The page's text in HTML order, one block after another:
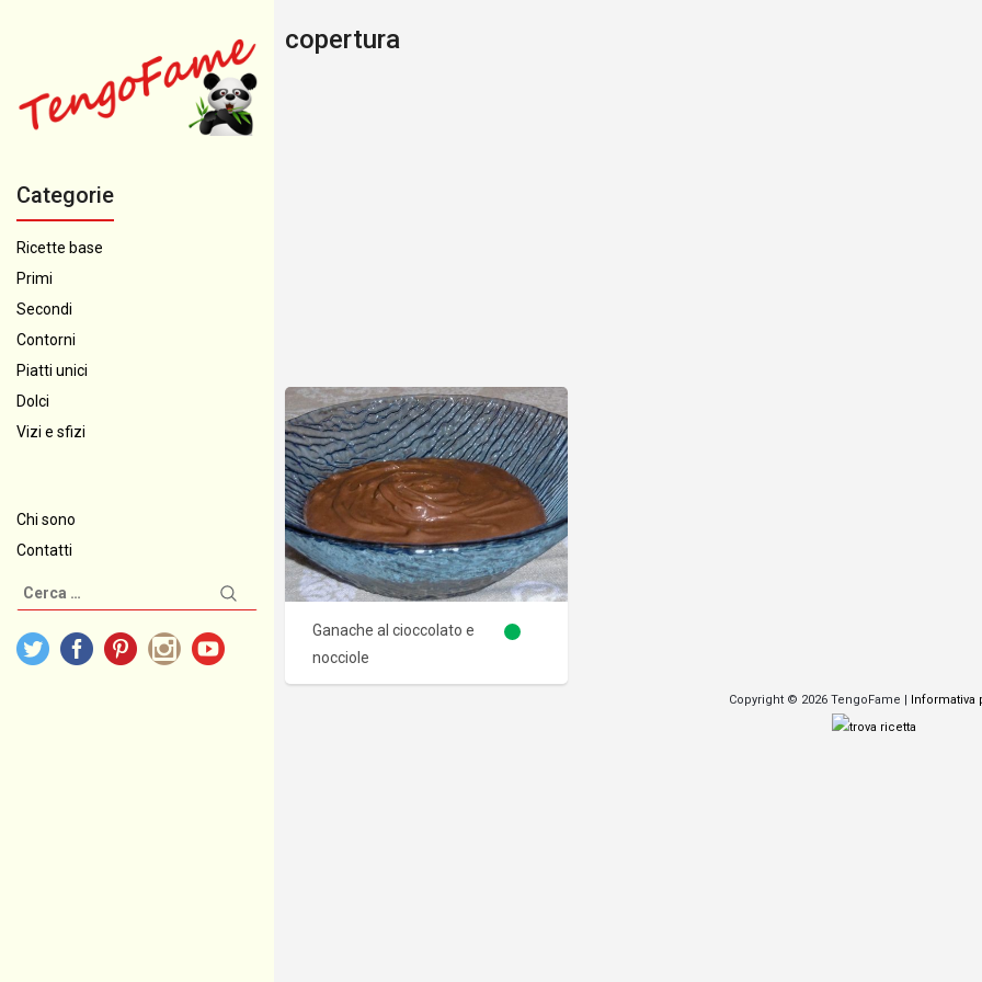
Categorie
Ricette base
Primi
Secondi
Contorni
Piatti unici
Dolci
Vizi e sfizi
Chi sono
Contatti
Ricerca
per:
copertura
Ganache al cioccolato e
nocciole
Copyright © 2026 TengoFame | Informativa